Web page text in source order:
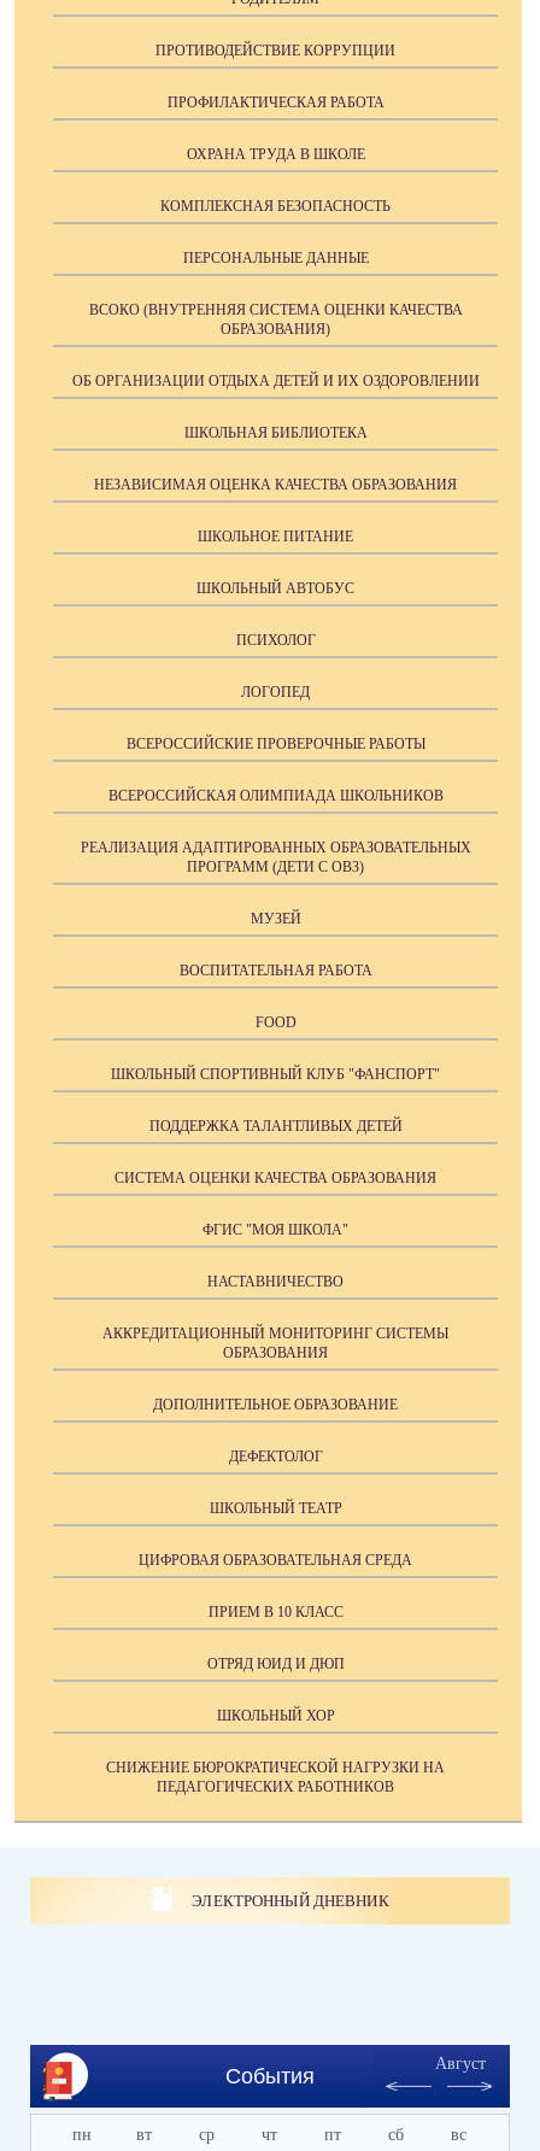
ПРОТИВОДЕЙСТВИЕ КОРРУПЦИИ
ПРОФИЛАКТИЧЕСКАЯ РАБОТА
ОХРАНА ТРУДА В ШКОЛЕ
КОМПЛЕКСНАЯ БЕЗОПАСНОСТЬ
ПЕРСОНАЛЬНЫЕ ДАННЫЕ
ВСОКО (ВНУТРЕННЯЯ СИСТЕМА ОЦЕНКИ КАЧЕСТВА
ОБРАЗОВАНИЯ)
ОБ ОРГАНИЗАЦИИ ОТДЫХА ДЕТЕЙ И ИХ ОЗДОРОВЛЕНИИ
ШКОЛЬНАЯ БИБЛИОТЕКА
НЕЗАВИСИМАЯ ОЦЕНКА КАЧЕСТВА ОБРАЗОВАНИЯ
ШКОЛЬНОЕ ПИТАНИЕ
ШКОЛЬНЫЙ АВТОБУС
ПСИХОЛОГ
ЛОГОПЕД
ВСЕРОССИЙСКИЕ ПРОВЕРОЧНЫЕ РАБОТЫ
ВСЕРОССИЙСКАЯ ОЛИМПИАДА ШКОЛЬНИКОВ
РЕАЛИЗАЦИЯ АДАПТИРОВАННЫХ ОБРАЗОВАТЕЛЬНЫХ
ПРОГРАММ (ДЕТИ С ОВЗ)
МУЗЕЙ
ВОСПИТАТЕЛЬНАЯ РАБОТА
FOOD
ШКОЛЬНЫЙ СПОРТИВНЫЙ КЛУБ "ФАНСПОРТ"
ПОДДЕРЖКА ТАЛАНТЛИВЫХ ДЕТЕЙ
СИСТЕМА ОЦЕНКИ КАЧЕСТВА ОБРАЗОВАНИЯ
ФГИС "МОЯ ШКОЛА"
НАСТАВНИЧЕСТВО
АККРЕДИТАЦИОННЫЙ МОНИТОРИНГ СИСТЕМЫ
ОБРАЗОВАНИЯ
ДОПОЛНИТЕЛЬНОЕ ОБРАЗОВАНИЕ
ДЕФЕКТОЛОГ
ШКОЛЬНЫЙ ТЕАТР
ЦИФРОВАЯ ОБРАЗОВАТЕЛЬНАЯ СРЕДА
ПРИЕМ В 10 КЛАСС
ОТРЯД ЮИД И ДЮП
ШКОЛЬНЫЙ ХОР
СНИЖЕНИЕ БЮРОКРАТИЧЕСКОЙ НАГРУЗКИ НА
ПЕДАГОГИЧЕСКИХ РАБОТНИКОВ
ЭЛЕКТРОННЫЙ ДНЕВНИК
События
Август
пн вт ср чт пт сб вс